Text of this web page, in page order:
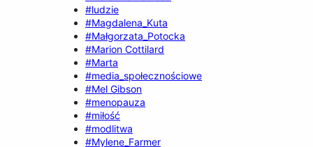
#ludzie
#Magdalena_Kuta
#Małgorzata_Potocka
#Marion Cottilard
#Marta
#media_społecznościowe
#Mel Gibson
#menopauza
#miłość
#modlitwa
#Mylene_Farmer